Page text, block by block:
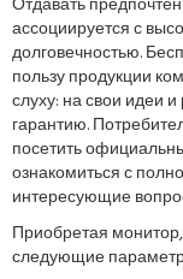
ассоциируется с
долговечностью.
пользу продукции
слуху: на свои идеи
гарантию.
посетить
ознакомиться с
интересующие
Приобретая
следующие